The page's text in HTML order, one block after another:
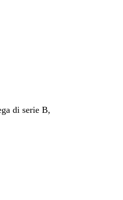
di serie B,